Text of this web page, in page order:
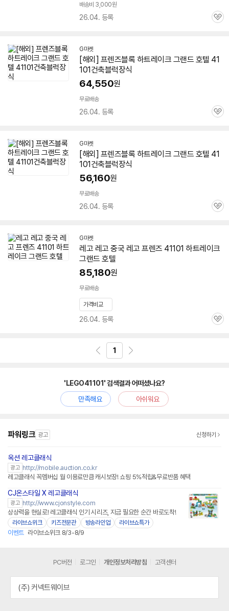
배송비 3,000원
26.04. 등록
관
G마켓
[해외] 프렌즈블록 하트레이크 그랜드 호텔 41
101건축블럭장식
64,550원
무료배송
26.04. 등록
관
G마켓
[해외] 프렌즈블록 하트레이크 그랜드 호텔 41
101건축블럭장식
56,160원
무료배송
26.04. 등록
관
G마켓
레고 레고 중국 레고 프렌즈 41101 하트레이크
그랜드 호텔
85,180원
무료배송
가격비교
26.04. 등록
관
1
'LEGO41101' 검색결과 어떠셨나요?
만족해요
아쉬워요
파워링크 광고 신청하기
옥션 레고클래식
광고 http://mobile.auction.co.kr
레고클래식 꼭멤버십 월 이용료만큼 캐시보장! 쇼핑 5%적립&무료반품 혜택
CJ온스타일 X 레고클래식
광고 http://www.cjonstyle.com
상상력을 현실로! 레고클래식 인기 시리즈, 지금 필요한 순간 바로도착!
라이브쇼위크 키즈전문관 방송라인업 라이브쇼특가
이벤트 라이브쇼위크 8/3-8/9
PC버전 로그인 개인정보처리방침 고객센터
(주) 커넥트웨이브